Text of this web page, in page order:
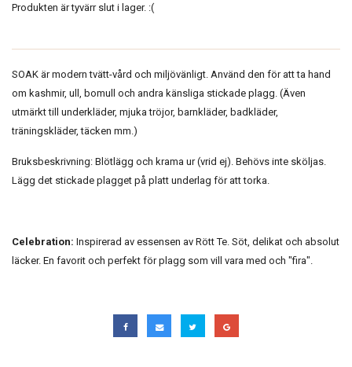
Produkten är tyvärr slut i lager. :(
SOAK är modern tvätt-vård och miljövänligt. Använd den för att ta hand
om kashmir, ull, bomull och andra känsliga stickade plagg. (Även
utmärkt till underkläder, mjuka tröjor, barnkläder, badkläder,
träningskläder, täcken mm.)
Bruksbeskrivning: Blötlägg och krama ur (vrid ej). Behövs inte sköljas.
Lägg det stickade plagget på platt underlag för att torka.
Celebration: Inspirerad av essensen av Rött Te. Söt, delikat och absolut
läcker. En favorit och perfekt för plagg som vill vara med och "fira".